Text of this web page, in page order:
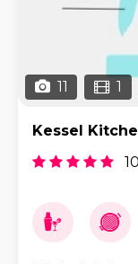
11 1
Kessel